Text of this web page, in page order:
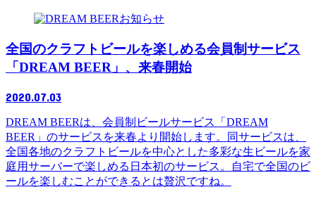
お知らせ
全国のクラフトビールを楽しめる会員制サービス
「DREAM BEER」、来春開始
2020.07.03
DREAM BEERは、会員制ビールサービス「DREAM
BEER」のサービスを来春より開始します。同サービスは、
全国各地のクラフトビールを中心とした多彩な生ビールを家
庭用サーバーで楽しめる日本初のサービス。自宅で全国のビ
ールを楽しむことができるとは贅沢ですね。